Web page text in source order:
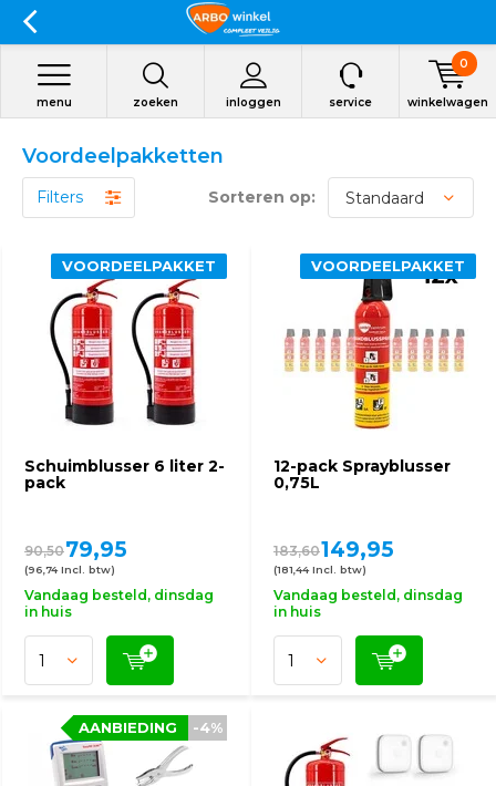
zoeken inloggen
menu service winkelwagen
0
Voordeelpakketten
Filters Sorteren op:
Schuimblusser 6 liter 2-
pack
VOORDEELPAKKET
90,5079,95
(96,74 Incl. btw)
Vandaag besteld, dinsdag
in huis
12-pack Sprayblusser
0,75L
VOORDEELPAKKET
183,60149,95
(181,44 Incl. btw)
Vandaag besteld, dinsdag
in huis
-4%
AANBIEDING